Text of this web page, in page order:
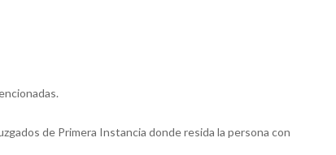
de Primera Instancia donde resida la persona con